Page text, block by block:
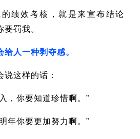
绩效考核，就是来宣布结论
罚我。
人一种剥夺感。
这样的话：
，你要知道珍惜啊。”
年你要更加努力啊。”